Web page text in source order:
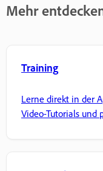
Mehr
Training
Lerne direkt in der
Video-Tutorials und